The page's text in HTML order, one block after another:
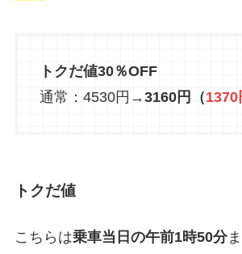
トクだ値30％OFF
通常：4530円→3160円（1370
トクだ値
こちらは乗車当日の午前1時50分